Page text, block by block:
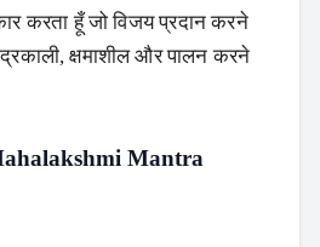
करता हूँ जो विजय प्रदान करने
क्षमाशील और पालन करने
Mantra